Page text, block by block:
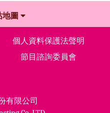
地圖
個人資料保護法聲明
節目諮詢委員會
有限公司